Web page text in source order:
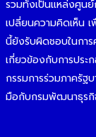
รวมทั้งเป็นแหล่งศูน
เปลี่ยนความคิดเห็น
นี้ยังรับผิดชอบในกา
เกี่ยวข้องกับการประ
กรรมการร่วมภาครัฐ
มือกับกรมพัฒนาธุรกิ